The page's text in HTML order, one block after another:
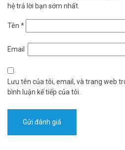
hệ trả lời bạn sớm nhất.
Tên *
Email
Lưu tên của tôi, email, và trang web
bình luận kế tiếp của tôi.